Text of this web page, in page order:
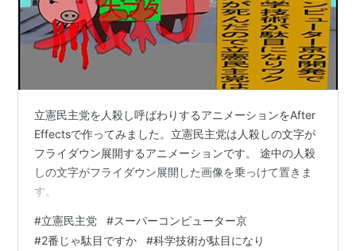
立憲民主党を人殺し呼ばわりするアニメーションをAfter
Effectsで作ってみました。立憲民主党は人殺しの文字が
フライダウン展開するアニメーションです。 途中の人殺
しの文字がフライダウン展開した画像を乗っけて置きま
す。
#立憲民主党 #スーパーコンピューター京
#2番じゃ駄目ですか #科学技術が駄目になり